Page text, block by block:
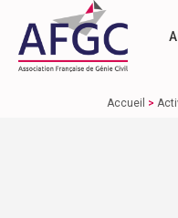
Accueil >